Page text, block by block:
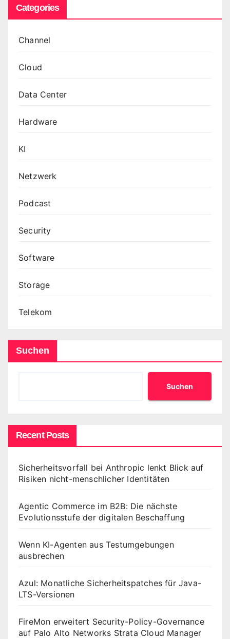
Categories
Channel
Cloud
Data Center
Hardware
KI
Netzwerk
Podcast
Security
Software
Storage
Telekom
Suchen
Suchen
Recent Posts
Sicherheitsvorfall bei Anthropic lenkt Blick auf
Risiken nicht-menschlicher Identitäten
Agentic Commerce im B2B: Die nächste
Evolutionsstufe der digitalen Beschaffung
Wenn KI-Agenten aus Testumgebungen
ausbrechen
Azul: Monatliche Sicherheitspatches für Java-
LTS-Versionen
FireMon erweitert Security-Policy-Governance
auf Palo Alto Networks Strata Cloud Manager